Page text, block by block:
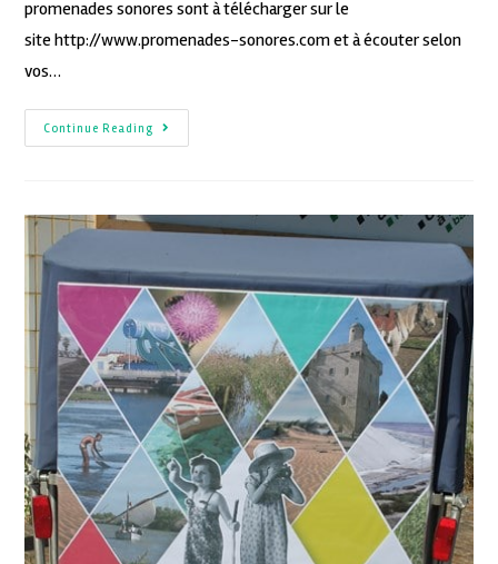
promenades sonores sont à télécharger sur le
site http://www.promenades-sonores.com et à écouter selon
vos…
Continue Reading